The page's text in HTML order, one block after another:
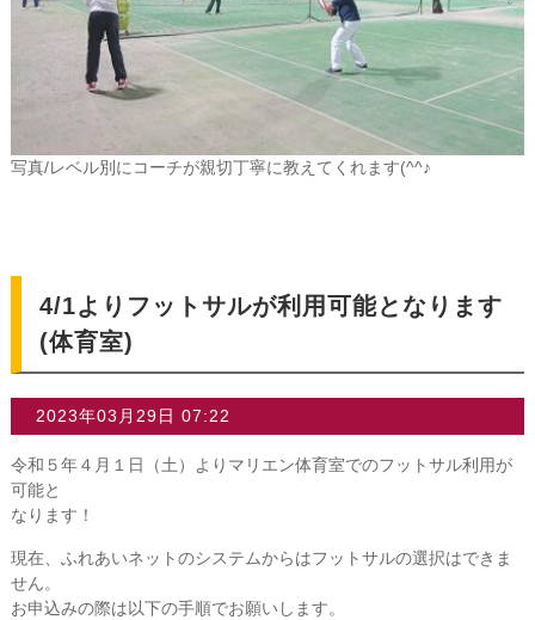
写真/レベル別にコーチが親切丁寧に教えてくれます(^^♪
4/1よりフットサルが利用可能となります
(体育室)
2023年03月29日 07:22
令和５年４月１日（土）よりマリエン体育室でのフットサル利用が
可能と
なります！
現在、ふれあいネットのシステムからはフットサルの選択はできま
せん。
お申込みの際は以下の手順でお願いします。